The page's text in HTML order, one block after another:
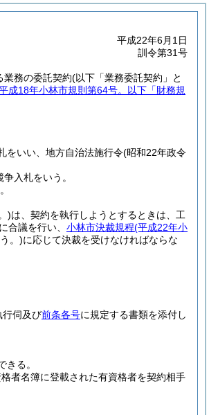
平成22年6月1日
訓令第31号
業務の委託契約(以下「業務委託契約」と
成18年小林市規則第64号。以下「財務規
をいい、地方自治法施行令(昭和22年政令
入札をいう。
)は、契約を執行しようとするときは、工
合議を行い、 小林市決裁規程(平成22年小
。)に応じて決裁を受けなければならな
行伺及び前条各号に規定する書類を添付し
る。
者名簿に登載された有資格者を契約相手